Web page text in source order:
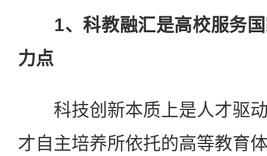
1、科教融汇是高校服务
力点
科技创新本质上是人才驱动
才自主培养所依托的高等教育